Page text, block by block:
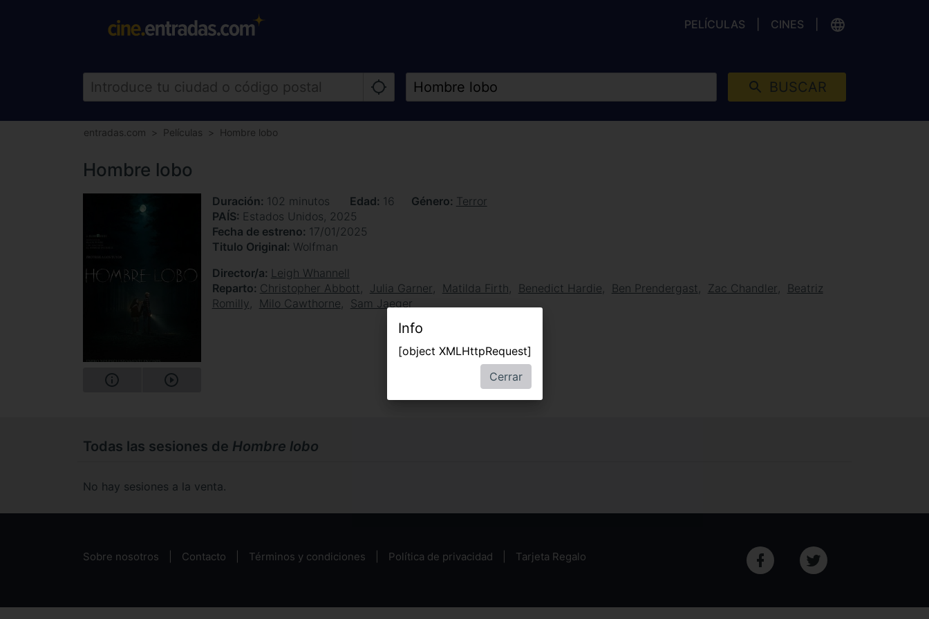
PELÍCULAS CINES
BUSCAR
entradas.com Películas Hombre lobo
Hombre lobo
Duración 102 minutos Edad 16 Género Terror
PAÍS Estados Unidos, 2025
Fecha de estreno 17/01/2025
Titulo Original Wolfman
Director/a Leigh Whannell
Reparto Christopher Abbott Julia Garner Matilda Firth Benedict Hardie Ben Prendergast Zac Chandler
Beatriz
Romilly
Milo Cawthorne Sam Jaeger
Todas las sesiones de Hombre lobo
No hay sesiones a la venta.
Sobre nosotros Contacto Términos y condiciones Política de privacidad Tarjeta Regalo
Info
[object XMLHttpRequest]
Cerrar